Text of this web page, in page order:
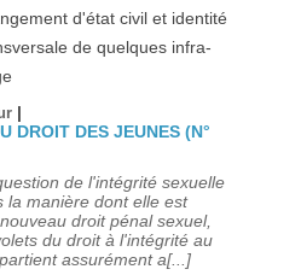
d'état civil et identité
de quelques infra-
|
DROIT DES JEUNES (N°
de l'intégrité sexuelle
la manière dont elle est
droit pénal sexuel,
du droit à l'intégrité au
assurément a[...]